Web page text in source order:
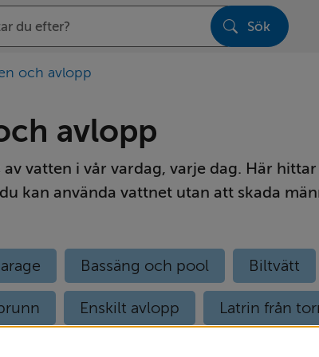
Sök
och avlopp
avlopp
av vatten i vår vardag, varje dag. Här
kan använda vattnet utan att skada
Bassäng och pool Biltvätt
Enskilt avlopp Latrin från
ditt enskilda avlopp